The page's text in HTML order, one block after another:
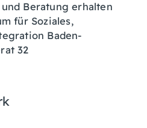
Beratung erhalten
für Soziales,
Baden-
32